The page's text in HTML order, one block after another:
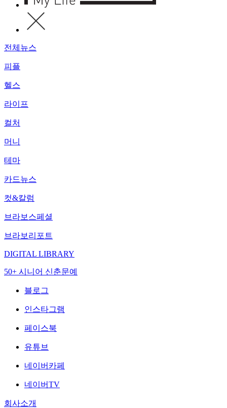
전체뉴스
피플
헬스
라이프
컬처
머니
테마
카드뉴스
컷&칼럼
브라보스페셜
브라보리포트
DIGITAL LIBRARY
50+ 시니어 신춘문예
블로그
인스타그램
페이스북
유튜브
네이버카페
네이버TV
회사소개